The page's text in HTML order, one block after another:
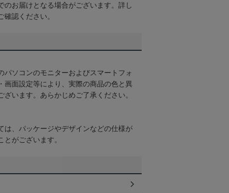
のお届けとなる場合がございます。詳し
確認ください。
パソコンのモニターおよびスマートフォ
画面設定等により、実際の商品の色と異
ざいます。あらかじめご了承ください。
は、パッケージやデザインなどの仕様が
がございます。